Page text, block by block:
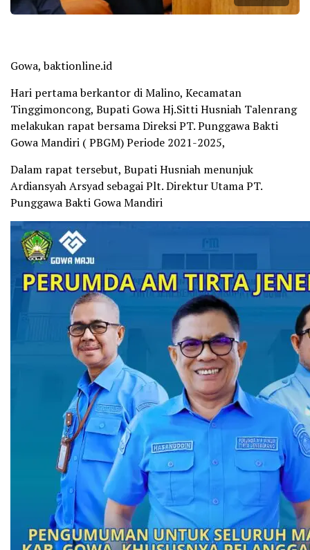
Gowa, baktionline.id
Hari pertama berkantor di Malino, Kecamatan
Tinggimoncong, Bupati Gowa Hj.Sitti Husniah Talenrang
melakukan rapat bersama Direksi PT. Punggawa Bakti
Gowa Mandiri ( PBGM) Periode 2021-2025,
Dalam rapat tersebut, Bupati Husniah menunjuk
Ardiansyah Arsyad sebagai Plt. Direktur Utama PT.
Punggawa Bakti Gowa Mandiri